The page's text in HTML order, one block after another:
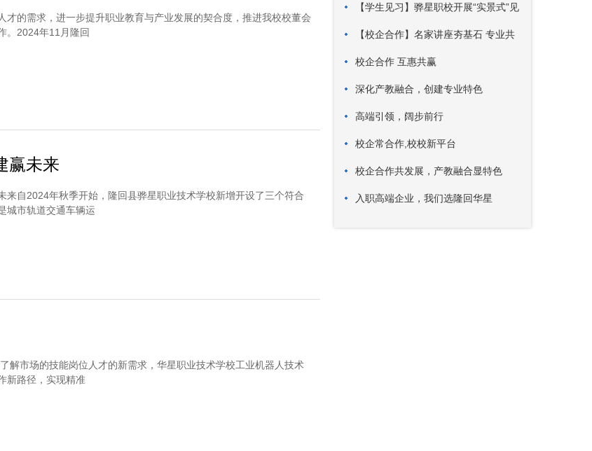
才的需求，进一步提升职业教育与产业发展的契合度，推进我校校董会
。2024年11月隆回
赢未来
来自2024年秋季开始，隆回县骅星职业技术学校新增开设了三个符合
城市轨道交通车辆运
解市场的技能岗位人才的新需求，华星职业技术学校工业机器人技术
新路径，实现精准
【学生见习】骅星职校开展“实景式”见
【校企合作】名家讲座夯基石 专业共
校企合作 互惠共赢
深化产教融合，创建专业特色
高端引领，阔步前行
校企常合作,校校新平台
校企合作共发展，产教融合显特色
入职高端企业，我们选隆回华星